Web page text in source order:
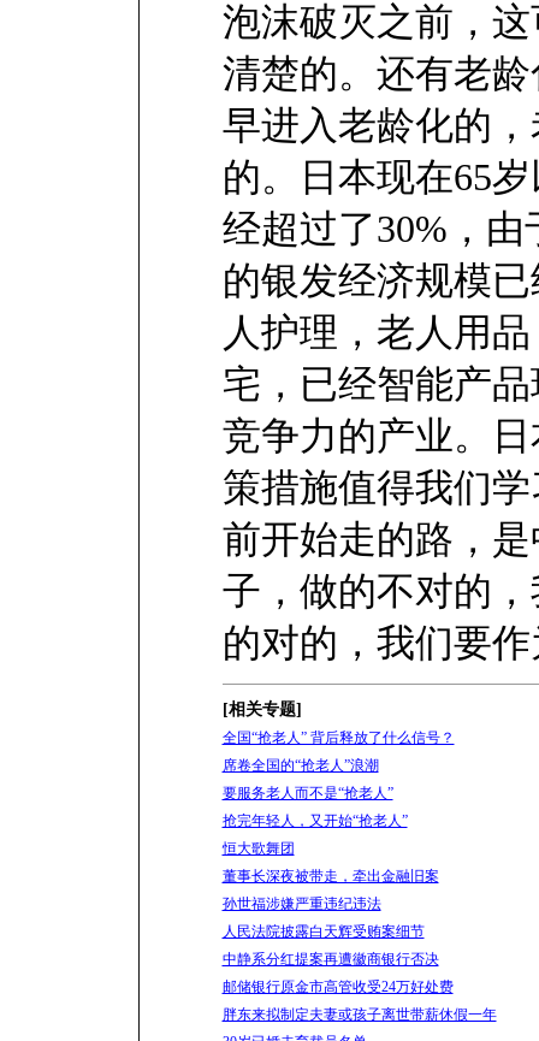
泡沫破灭之前，
清楚的。还有老
早进入老龄化的
的。日本现在65
经超过了30%，
的银发经济规模
人护理，老人用
宅，已经智能产
竞争力的产业。
策措施值得我们
前开始走的路，
子，做的不对的
的对的，我们要
[相关专题]
全国“抢老人” 背后释放了什么信号？
席卷全国的“抢老人”浪潮
要服务老人而不是“抢老人”
抢完年轻人，又开始“抢老人”
恒大歌舞团
董事长深夜被带走，牵出金融旧案
孙世福涉嫌严重违纪违法
人民法院披露白天辉受贿案细节
中静系分红提案再遭徽商银行否决
邮储银行原金市高管收受24万好处费
胖东来拟制定夫妻或孩子离世带薪休假一年